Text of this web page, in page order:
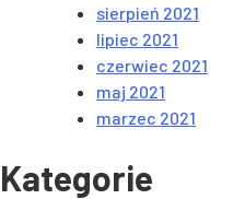
sierpień 2021
lipiec 2021
czerwiec 2021
maj 2021
marzec 2021
Kategorie